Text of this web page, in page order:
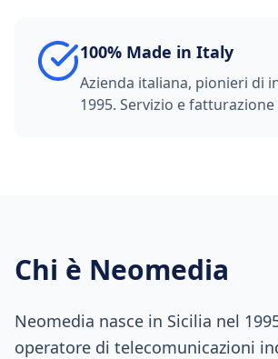
100% Made in Italy
Azienda italiana, pionieri di
1995. Servizio e
Chi è Neomedia
Neomedia nasce in Sicilia nel
operatore di telecomunicazioni